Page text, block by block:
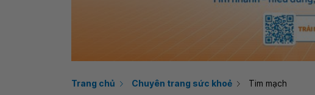
Trang chủ Chuyên trang sức khoẻ Tim mạch